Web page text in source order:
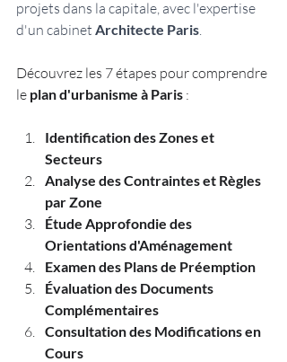
projets dans la capitale, avec l'expertise
d'un cabinet Architecte Paris.
Découvrez les 7 étapes pour comprendre
le plan d'urbanisme à Paris :
Identification des Zones et
Secteurs
Analyse des Contraintes et Règles
par Zone
Étude Approfondie des
Orientations d'Aménagement
Examen des Plans de Préemption
Évaluation des Documents
Complémentaires
Consultation des Modifications en
Cours